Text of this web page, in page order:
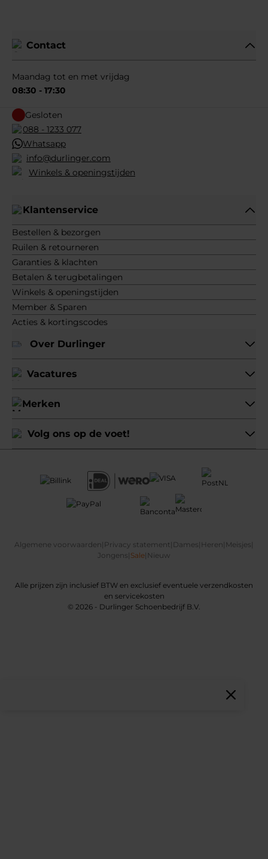
Contact
Maandag tot en met vrijdag
08:30 - 17:30
Gesloten
088 - 1233 077
Whatsapp
info@durlinger.com
Winkels & openingstijden
Klantenservice
Bestellen & bezorgen
Ruilen & retourneren
Garanties & klachten
Betalen & terugbetalingen
Winkels & openingstijden
Member & Sparen
Acties & kortingscodes
Over Durlinger
Vacatures
Merken
Volg ons op de voet!
Algemene voorwaarden Privacy statement Dames Heren Meisjes
Jongens Sale Nieuw
Alle prijzen zijn inclusief BTW en exclusief eventuele verzendkosten
en servicekosten
© 2026 - Durlinger Schoenbedrijf B.V.